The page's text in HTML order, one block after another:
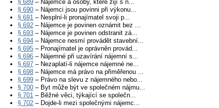
§ 689 – Nájemce a osoby, které žijí s n...
§ 690 – Nájemci jsou povinni při výkonu...
§ 691 – Nesplní-li pronajímatel svoji p...
§ 692 – Nájemce je povinen oznámit bez ...
§ 693 – Nájemce je povinen odstranit zá...
§ 694 – Nájemce nesmí provádět stavební...
§ 695 – Pronajímatel je oprávněn provád...
§ 696 – Nájemné při uzavírání nájemní s...
§ 697 – Nezaplatí-li nájemce nájemné ne...
§ 698 – Nájemce má právo na přiměřenou ...
§ 699 – Právo na slevu z nájemného nebo...
§ 700 – Byt může být ve společném nájmu...
§ 701 – Běžné věci, týkající se společn...
§ 702 – Dojde-li mezi společnými nájemc...